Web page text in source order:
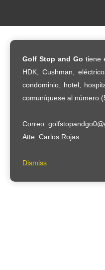
Golf Stop and Go tiene
HDK, Cushman,
condominio, hotel,
comuníquese al número
Correo:
Atte. Carlos Rojas.
Dismiss